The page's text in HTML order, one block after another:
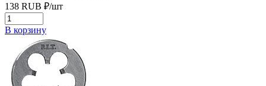
138 RUB ₽/шт
В корзину